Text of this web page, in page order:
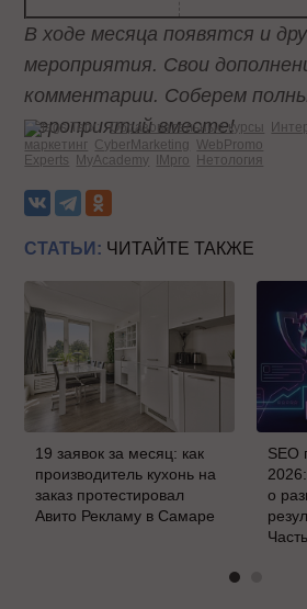
В ходе месяца появятся и
мероприятия. Свои
комментарии. Соберем
мероприятий вместе!
Теги: Образовательные курсы
маркетинг CyberMarketing WebPromo
Experts
MyAcademy IMpro Нетология
СТАТЬИ: ЧИТАЙТЕ ТАКЖЕ
19 заявок за месяц: как
производитель кухонь на
заказ протестировал
Авито Рекламу в Самаре
SEO
о